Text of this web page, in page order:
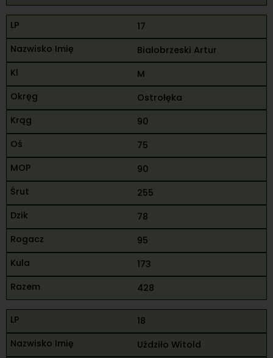
17
Białobrzeski Artur
M
Ostrołęka
90
75
90
255
78
95
173
428
18
Uździło Witold